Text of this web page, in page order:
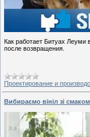
Как работает Битуах Леуми
после возвращения.
Проектирование и
Вибираємо вініл зі смаком